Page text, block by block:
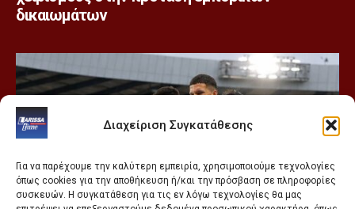
Διαχείριση Συγκατάθεσης
Για να παρέχουμε την καλύτερη εμπειρία, χρησιμοποιούμε τεχνολογίες
όπως cookies για την αποθήκευση ή/και την πρόσβαση σε πληροφορίες
συσκευών. Η συγκατάθεση για τις εν λόγω τεχνολογίες θα μας
δικαιωμάτων